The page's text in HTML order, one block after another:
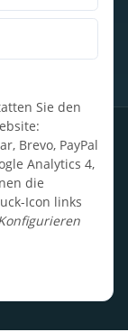
Sie den
Brevo, PayPal
Analytics 4,
die
Icon links
Sitemap
Sp.